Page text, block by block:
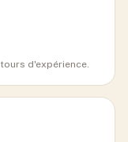
d'expérience.